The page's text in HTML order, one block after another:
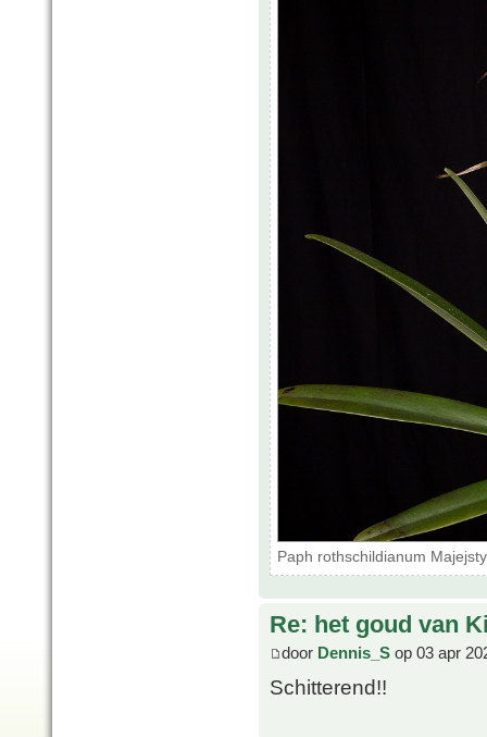
Paph rothschildianum
Re: het goud van
door Dennis_S op 03 apr
Schitterend!!